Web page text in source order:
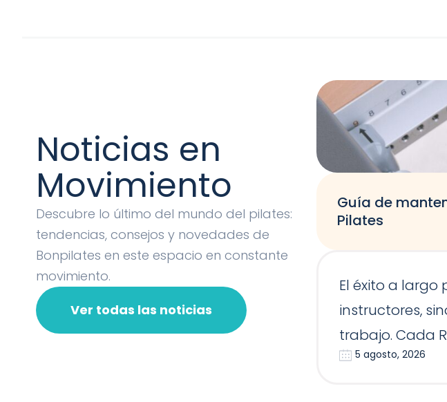
Noticias en
Movimiento
Descubre lo último del mundo del pilates:
tendencias, consejos y novedades de
Bonpilates en este espacio en constante
movimiento.
Ver todas las noticias
Guía de
Pilates
El éxito a
instructores,
trabajo. Cada
5 agosto, 2026